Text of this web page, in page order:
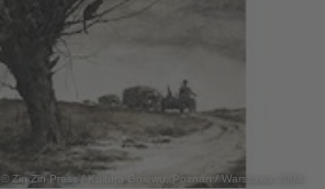
© Zin Zin Press / Kultura Gniewu, Poznan / Warszawa 2004